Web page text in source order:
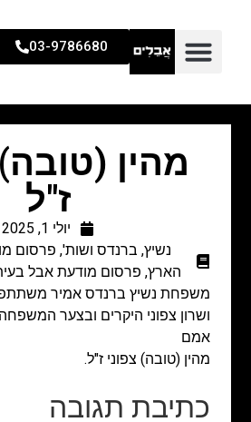
03-9786680
מהין
ז"ל
יולי 1, 2025
נשיץ, ברנדס ושות', פרסום
הארץ, פרסום מודעת אבל
משפחת נשיץ ברנדס אמיר
ושרון צפוני היקרים ובצער
אמם
מהין (טובה) צפוני ז"ל.
כתיבת תגובה